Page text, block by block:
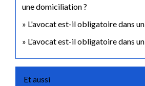
une domiciliation ?
L'avocat est-il obligatoire dans
L'avocat est-il obligatoire dans
Et aussi